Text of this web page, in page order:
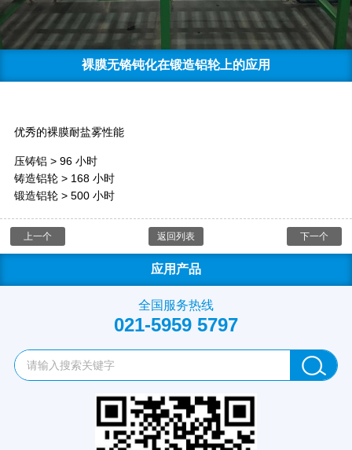
裸膜无铬钝化在锻造铝轮上的应用
优秀的裸膜耐盐雾性能
压铸铝 > 96 小时
铸造铝轮 > 168 小时
锻造铝轮 > 500 小时
上一个 下一个
返回列表
应用产品
全国服务热线
021-5959 5797